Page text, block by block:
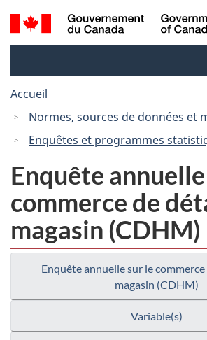
Passer
au
Passer
à
Recherche
et
Accueil
Normes, sources de données et
Enquêtes et programmes
Enquête
commerce de
magasin (CDHM)
Enquête annuelle sur le
magasin (CDHM)
Variable(s)